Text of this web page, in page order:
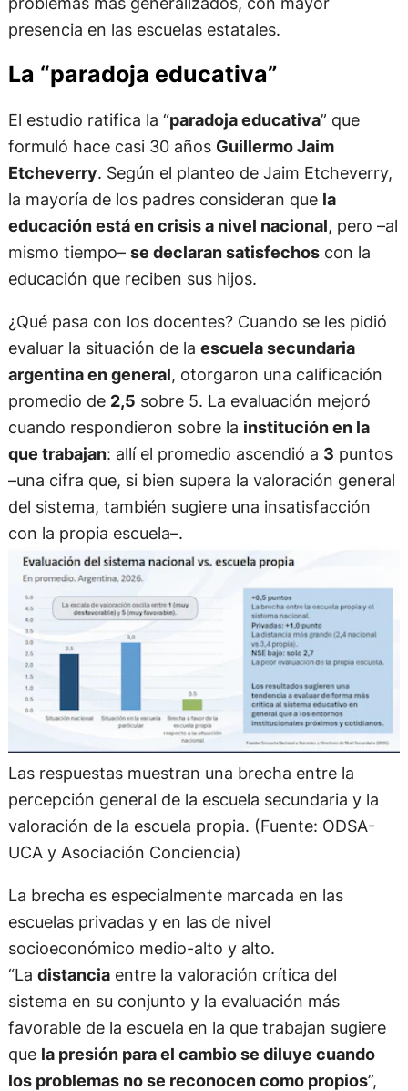
presencia en las escuelas estatales.
La “paradoja educativa”
El estudio ratifica la “paradoja educativa” que
formuló hace casi 30 años Guillermo Jaim
Etcheverry. Según el planteo de Jaim Etcheverry,
la mayoría de los padres consideran que la
educación está en crisis a nivel nacional, pero –al
mismo tiempo– se declaran satisfechoscon la
educación que reciben sus hijos.
¿Qué pasa con los docentes? Cuando se les pidió
evaluar la situación de la escuela secundaria
argentina en general, otorgaron una calificación
promedio de 2,5 sobre 5. La evaluación mejoró
cuando respondieron sobre la institución en la
que trabajan: allí el promedio ascendió a 3 puntos
–una cifra que, si bien supera la valoración general
del sistema, también sugiere una insatisfacción
con la propia escuela–.
Las respuestas muestran una brecha entre la
percepción general de la escuela secundaria y la
valoración de la escuela propia. (Fuente: ODSA-
UCA y Asociación Conciencia)
La brecha es especialmente marcada en las
escuelas privadas y en las de nivel
socioeconómico medio-alto y alto.
“La distanciaentre la valoración crítica del
sistema en su conjunto y la evaluación más
favorable de la escuela en la que trabajan sugiere
que la presión para el cambio se diluye cuando
los problemas no se reconocen como propios”,